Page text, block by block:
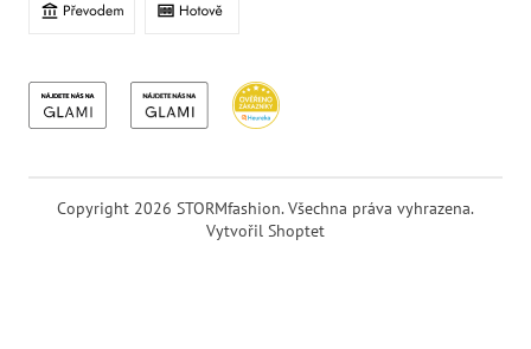
Vytvořil Shoptet
Copyright 2026 STORMfashion. Všechna práva vyhrazena.